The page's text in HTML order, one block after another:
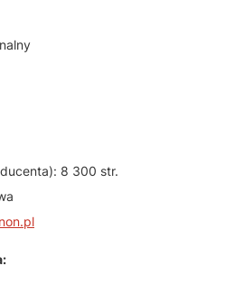
8 300 str.